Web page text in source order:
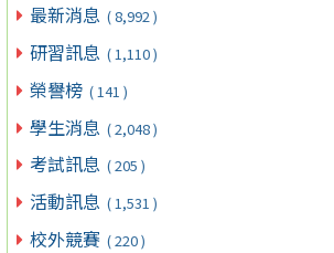
最新消息 ( 8,992 )
研習訊息 ( 1,110 )
榮譽榜 ( 141 )
學生消息 ( 2,048 )
考試訊息 ( 205 )
活動訊息 ( 1,531 )
校外競賽 ( 220 )